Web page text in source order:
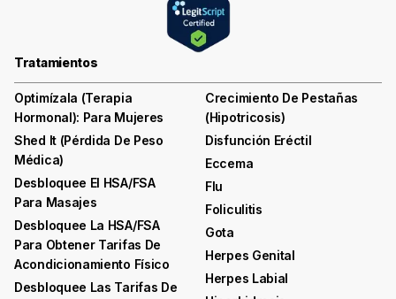
Tratamientos
Optimízala (terapia
Hormonal): Para Mujeres
Shed It (pérdida De Peso
Médica)
Desbloquee El HSA/FSA
Para Masajes
Desbloquee La HSA/FSA
Para Obtener Tarifas De
Acondicionamiento Físico
Desbloquee Las Tarifas De
Crecimiento De Pestañas
(hipotricosis)
Disfunción Eréctil
Eccema
Flu
Foliculitis
Gota
Herpes Genital
Herpes Labial